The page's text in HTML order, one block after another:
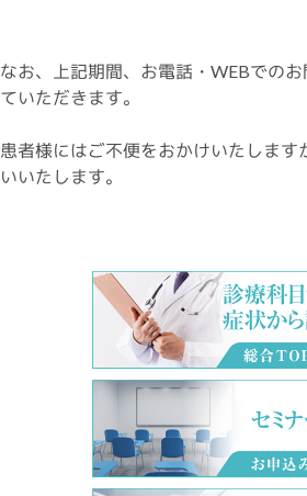
なお、上記期間、お電話・WEBでの
ていただきます。
患者様にはご不便をおかけいたします
いいたします。